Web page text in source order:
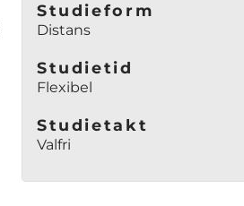
Studieform
Distans
Studietid
Flexibel
Studietakt
Valfri